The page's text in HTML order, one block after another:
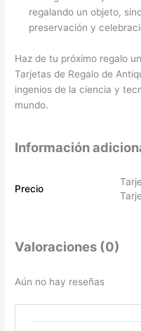
regalando un objeto,
preservación y
Haz de tu próximo regalo
Tarjetas de Regalo de
ingenios de la ciencia y
mundo.
Información
Precio
Valoraciones (0)
Aún no hay reseñas